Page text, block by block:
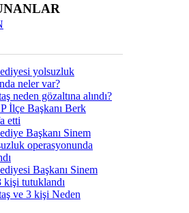
yolsuzluk
neler var?
neden gözaltına alındı?
İlçe Başkanı Berk
etti
Başkanı Sinem
operasyonunda
Başkanı Sinem
kişi tutuklandı
ve 3 kişi Neden